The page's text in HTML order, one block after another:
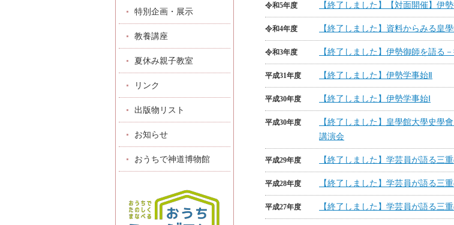
特別企画・展示
教養講座
夏休み親子教室
リンク
出版物リスト
お知らせ
おうちで神道博物館
令和5年度 【終了しました】【対面開催】伊
令和4年度 【終了しました】資料からみる皇
令和3年度 【終了しました】伊勢御師を語る
平成31年度 【終了しました】伊勢学事始Ⅱ
平成30年度 【終了しました】伊勢学事始Ⅰ
平成30年度
【終了しました】皇學館大學史
講演会
平成29年度 【終了しました】学芸員が語る三
平成28年度 【終了しました】学芸員が語る三
平成27年度 【終了しました】学芸員が語る三重